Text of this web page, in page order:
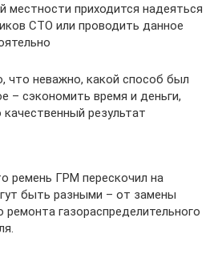
местности приходится надеяться
СТО или проводить данное
что неважно, какой способ был
– сэкономить время и деньги,
результат
ремень ГРМ перескочил на
быть разными – от замены
газораспределительного